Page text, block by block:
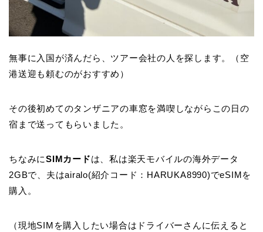
無事に入国が済んだら、ツアー会社の人を探します。（空
港送迎も頼むのがおすすめ）
その後初めてのタンザニアの車窓を満喫しながらこの日の
宿まで送ってもらいました。
ちなみにSIMカードは、私は楽天モバイルの海外データ
2GBで、夫はairalo(紹介コード：HARUKA8990)でeSIMを
購入。
（現地SIMを購入したい場合はドライバーさんに伝えると